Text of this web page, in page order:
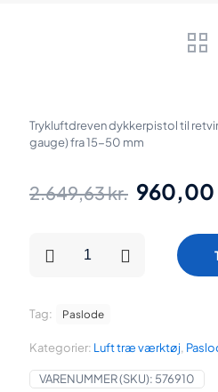
Trykluftdreven dykkerpistol til
gauge) fra 15-50 mm
2.649,63kr. Den
960,00
*Rest
parti
begrænset
antal*
antal
VARENUMMER (SKU): 576910
Kategorier: Luft træ værktøj,
Tag: Paslode